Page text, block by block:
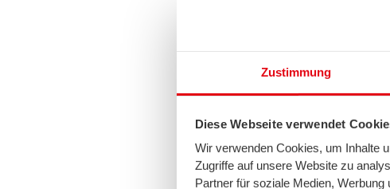
Zustimmung
Diese Webseite verwendet
Wir verwenden Cookies, um Inhalte
Zugriffe auf unsere Website zu
Partner für soziale Medien,
Kleine Mengen und
Mikrowelle erhitzen.
abmessen und mit
Nutzen Sie die
sie voll ist. Es wird
Wasser und